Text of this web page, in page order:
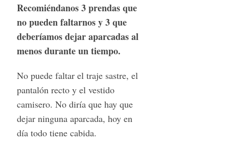
Recomiéndanos 3 prendas que
no pueden faltarnos y 3 que
deberíamos dejar aparcadas al
menos durante un tiempo.
No puede faltar el traje sastre, el
pantalón recto y el vestido
camisero. No diría que hay que
dejar ninguna aparcada, hoy en
día todo tiene cabida.